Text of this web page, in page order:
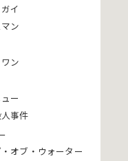
イ
ン
ン
ー
事件
オブ・ウォーター